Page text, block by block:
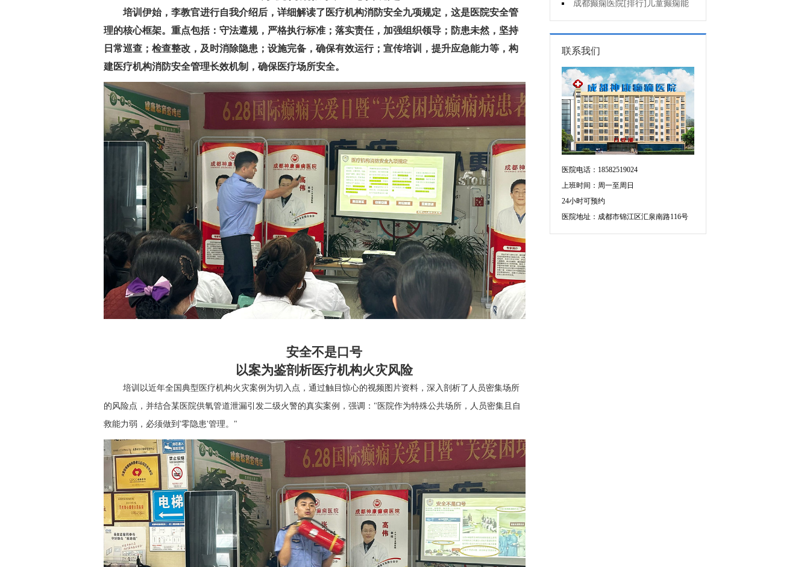
培训伊始，李教官进行自我介绍后，详细解读了医疗机构消防安全九项规定，这是医院安全管
理的核心框架。重点包括：守法遵规，严格执行标准；落实责任，加强组织领导；防患未然，坚持
日常巡查；检查整改，及时消除隐患； 设施完备，确保有效运行；宣传培训，提升应急能力等，构
建医疗机构消防安全管理长效机制，确保医疗场所安全。
安全不是口号
以案为鉴剖析医疗机构火灾风险
培训以近年全国典型医疗机构火灾案例为切入点，通过触目惊心的视频图片资料，深入剖析了人员密集场所
的风险点，并结合某医院供氧管道泄漏引发二级火警的真实案例，强调： "医院作为特殊公共场所，人员密集且自
救能力弱，必须做到'零隐患'管理。"
药治羊癫疯哪个好?
成都癫痫医院[排行]儿童癫痫能
治疗好吗?
联系我们
医院电话：18582519024
上班时间：周一至周日
24小时可预约
医院地址：成都市锦江区汇泉南路116号